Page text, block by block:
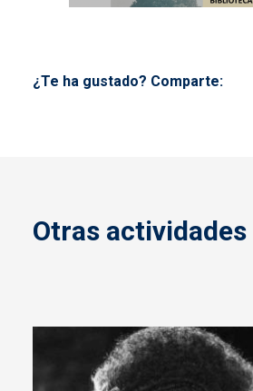
¿Te ha gustado? Comparte:
Otras actividades